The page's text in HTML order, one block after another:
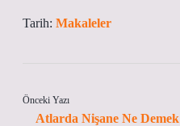
Tarih: Makaleler
Önceki Yazı
Atlarda Nişane Ne Demek